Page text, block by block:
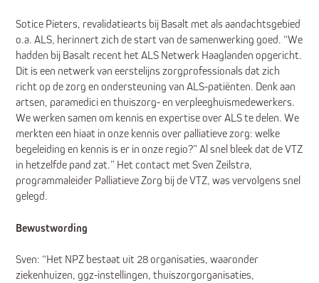
Sotice Pieters, revalidatiearts bij Basalt met als aandachtsgebied
o.a. ALS, herinnert zich de start van de samenwerking goed. “We
hadden bij Basalt recent het ALS Netwerk Haaglanden opgericht.
Dit is een netwerk van eerstelijns zorgprofessionals dat zich
richt op de zorg en ondersteuning van ALS-patiënten. Denk aan
artsen, paramedici en thuiszorg- en verpleeghuismedewerkers.
We werken samen om kennis en expertise over ALS te delen. We
merkten een hiaat in onze kennis over palliatieve zorg: welke
begeleiding en kennis is er in onze regio?” Al snel bleek dat de VTZ
in hetzelfde pand zat.” Het contact met Sven Zeilstra,
programmaleider Palliatieve Zorg bij de VTZ, was vervolgens snel
gelegd.
Bewustwording
Sven: “Het NPZ bestaat uit 28 organisaties, waaronder
ziekenhuizen, ggz-instellingen, thuiszorgorganisaties,